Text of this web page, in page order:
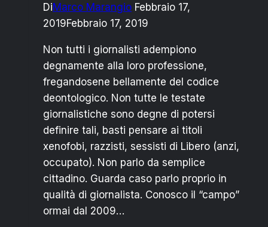
DiMarco Marangio Febbraio 17,
2019Febbraio 17, 2019
Non tutti i giornalisti adempiono
degnamente alla loro professione,
fregandosene bellamente del codice
deontologico. Non tutte le testate
giornalistiche sono degne di potersi
definire tali, basti pensare ai titoli
xenofobi, razzisti, sessisti di Libero (anzi,
occupato). Non parlo da semplice
cittadino. Guarda caso parlo proprio in
qualità di giornalista. Conosco il “campo”
ormai dal 2009…